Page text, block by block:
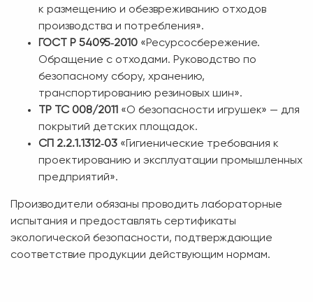
к размещению и обезвреживанию отходов
производства и потребления».
ГОСТ Р 54095‑2010 «Ресурсосбережение.
Обращение с отходами. Руководство по
безопасному сбору, хранению,
транспортированию резиновых шин».
ТР ТС 008/2011 «О безопасности игрушек» — для
покрытий детских площадок.
СП 2.2.1.1312‑03 «Гигиенические требования к
проектированию и эксплуатации промышленных
предприятий».
Производители обязаны проводить лабораторные
испытания и предоставлять сертификаты
экологической безопасности, подтверждающие
соответствие продукции действующим нормам.